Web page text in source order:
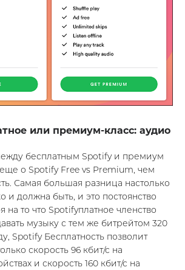
или премиум-класс: аудио
бесплатным Spotify и премиум
о Spotify Free vs Premium, чем
Самая большая разница настолько
и должна быть, и это постоянство
на то что Spotifyплатное членство
музыку с тем же битрейтом 320
Spotify Бесплатность позволит
скорость 96 кбит/с на
и скорость 160 кбит/с на